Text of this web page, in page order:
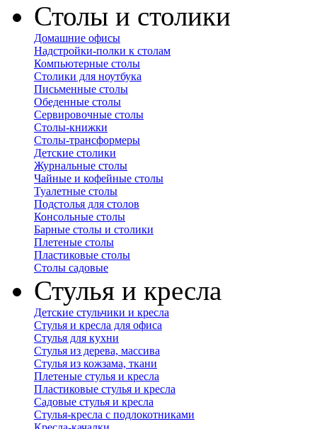
Столы и столики
Домашние офисы
Надстройки-полки к столам
Компьютерные столы
Столики для ноутбука
Письменные столы
Обеденные столы
Сервировочные столы
Столы-книжки
Столы-трансформеры
Детские столики
Журнальные столы
Чайные и кофейные столы
Туалетные столы
Подстолья для столов
Консольные столы
Барные столы и столики
Плетеные столы
Пластиковые столы
Столы садовые
Стулья и кресла
Детские стульчики и кресла
Стулья и кресла для офиса
Стулья для кухни
Стулья из дерева, массива
Стулья из кожзама, ткани
Плетеные стулья и кресла
Пластиковые стулья и кресла
Садовые стулья и кресла
Стулья-кресла с подлокотниками